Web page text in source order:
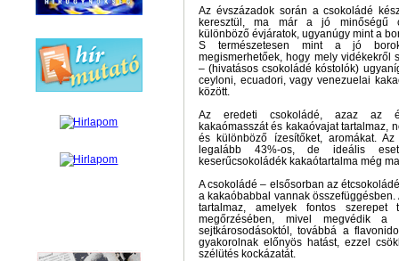
Az évszázadok során a csokoládé
keresztül, ma már a jó minőségű
különböző évjáratok, ugyanúgy mint a
S természetesen mint a jó
megismerhetőek, hogy mely vidékekről
– (hivatásos csokoládé kóstolók)
ceyloni, ecuadori, vagy venezuelai
között.
Az eredeti csokoládé, azaz az
kakaómasszát és kakaóvajat tartalmaz,
és különböző ízesítőket, aromákat. Az
legalább 43%-os, de ideális
keserűcsokoládék kakaótartalma még
A csokoládé – elsősorban az
a kakaóbabbal vannak
tartalmaz, amelyek fontos
megőrzésében, mivel megvédik a
sejtkárosodásoktól, továbbá a
gyakorolnak előnyös hatást, ezzel
szélütés kockázatát.